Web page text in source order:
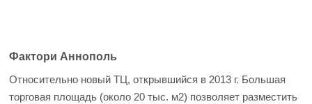
Фактори Аннополь
Относительно новый ТЦ, открывшийся в 2013 г. Большая
торговая площадь (около 20 тыс. м2) позволяет разместить